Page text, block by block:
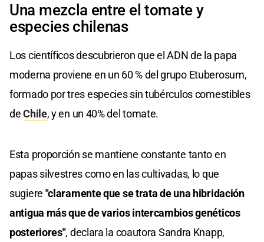
Una mezcla entre el tomate y
especies chilenas
Los científicos descubrieron que el ADN de la papa
moderna proviene en un 60 % del grupo Etuberosum,
formado por tres especies sin tubérculos comestibles
deChile, y en un 40% del tomate.
Esta proporción se mantiene constante tanto en
papas silvestres como en las cultivadas, lo que
sugiere "claramente que se trata de una hibridación
antigua más que de varios intercambios genéticos
posteriores", declara la coautora Sandra Knapp,